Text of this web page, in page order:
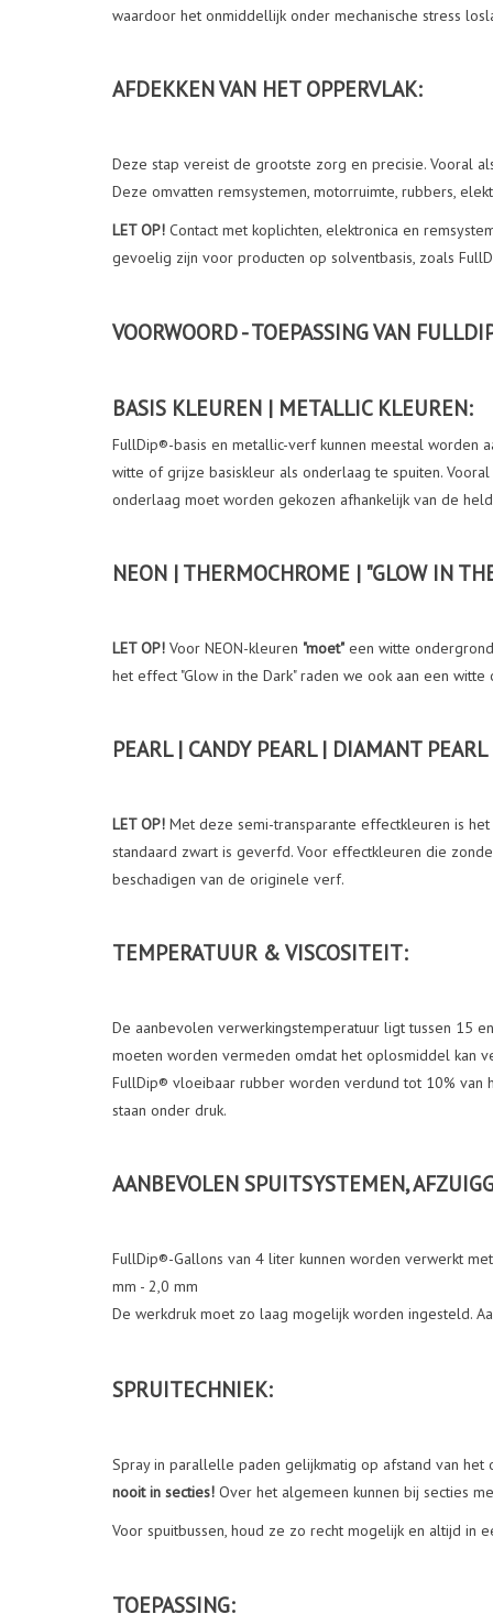
waardoor het onmiddellijk onder mechanische stress
AFDEKKEN VAN HET OPPERVLAK:
Deze stap vereist de grootste zorg en precisie. Vooral
Deze omvatten remsystemen, motorruimte, rubbers,
LET OP! Contact met koplichten, elektronica en
gevoelig zijn voor producten op solventbasis, zoals
VOORWOORD - TOEPASSING VAN
BASIS KLEUREN | METALLIC KLEUREN:
FullDip®-basis en metallic-verf kunnen meestal worden
witte of grijze basiskleur als onderlaag te spuiten.
onderlaag moet worden gekozen afhankelijk van de
NEON | THERMOCHROME | "GLOW IN
LET OP! Voor NEON-kleuren "moet" een witte
het effect "Glow in the Dark" raden we ook aan een
PEARL | CANDY PEARL | DIAMANT
LET OP! Met deze semi-transparante effectkleuren is
standaard zwart is geverfd. Voor effectkleuren die
beschadigen van de originele verf.
TEMPERATUUR & VISCOSITEIT:
De aanbevolen verwerkingstemperatuur ligt tussen 15
moeten worden vermeden omdat het oplosmiddel kan
FullDip® vloeibaar rubber worden verdund tot 10% van
staan ​​onder druk.
AANBEVOLEN SPUITSYSTEMEN,
FullDip®-Gallons van 4 liter kunnen worden verwerkt
mm - 2,0 mm
De werkdruk moet zo laag mogelijk worden ingesteld.
SPRUITECHNIEK:
Spray in parallelle paden gelijkmatig op afstand van
nooit in secties! Over het algemeen kunnen bij secties
Voor spuitbussen, houd ze zo recht mogelijk en altijd in
TOEPASSING: